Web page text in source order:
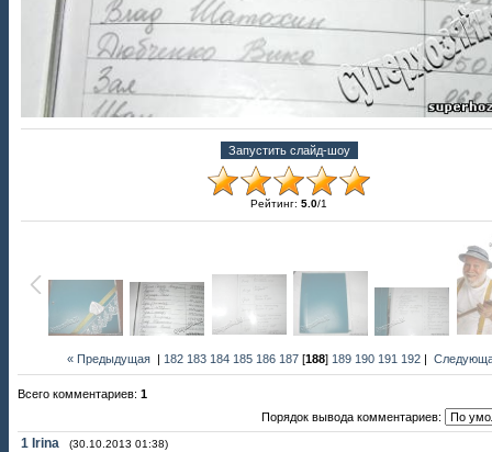
Рейтинг: 5.0/1
« Предыдущая | 182 183 184 185 186 187 [188] 189 190 191 192 |
Всего комментариев: 1
Порядок вывода комментариев:
1 Irina (30.10.2013 01:38)